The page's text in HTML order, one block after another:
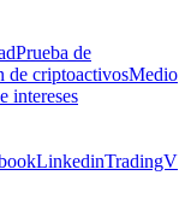
Prueba de
de criptoactivosMedio
intereses
LinkedinTradingV